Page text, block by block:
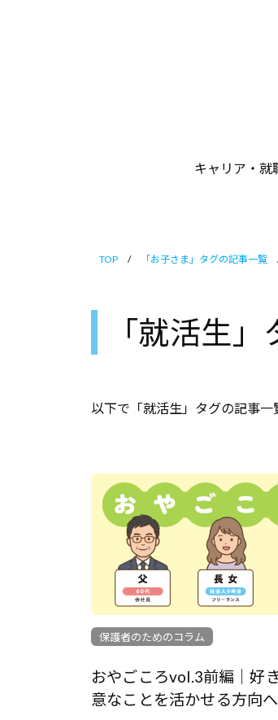
キャリア・就
TOP / 「お子さま」タグの記事一覧
「就活生
以下で「就活生」タグの記事一
保護者のためのコラム
おやごころvol.3前編｜好
意なことを活かせる方向